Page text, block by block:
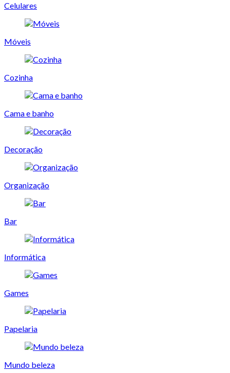
Celulares
Móveis
Cozinha
Cama e banho
Decoração
Organização
Bar
Informática
Games
Papelaria
Mundo beleza